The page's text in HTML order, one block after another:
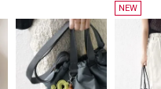
NEW